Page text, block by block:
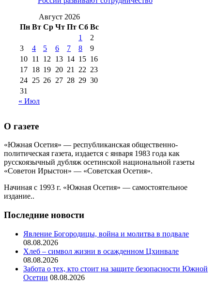
2017 г(9)
№99 4 августа
2016 г(12) №99 8 июля 2014 г
августа 2012 г(11)
августа 2013 г
(12)
Август 2026
Пн Вт Ср Чт Пт Сб Вс
1
2
3
4 5 6 7 8
9
10 11 12 13 14 15 16
17 18 19 20 21 22 23
24 25 26 27 28 29 30
31
« Июл
О газете
«Южная Осетия» — республиканская общественно-
политическая газета, издается с января 1983 года как
русскоязычный дубляж осетинской национальной газеты
«Советон Ирыстон» — «Советская Осетия».
Начиная с 1993 г. «Южная Осетия» — самостоятельное
издание..
Последние новости
Явление Богородицы, война и молитва в подвале
08.08.2026
Хлеб – символ жизни в осажденном Цхинвале
08.08.2026
Забота о тех, кто стоит на защите безопасности Южной
Осетии 08.08.2026